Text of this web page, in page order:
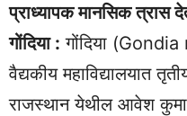
प्राध्यापक मानसिक त्रास
गोंदिया : गोंदिया
वैद्यकीय महाविद्यालयात
राजस्थान येथील आवेश कुमार